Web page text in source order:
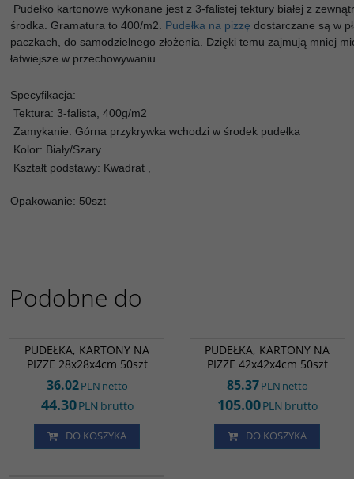
Pudełko kartonowe wykonane jest z 3-falistej tektury białej z
środka. Gramatura to 400/m2. Pudełka na pizzę dostarczane są w
paczkach, do samodzielnego złożenia. Dzięki temu zajmują mniej
łatwiejsze w przechowywaniu.
Specyfikacja:
Tektura: 3-falista, 400g/m2
Zamykanie: Górna przykrywka wchodzi w środek pudełka
Kolor: Biały/Szary
Kształt podstawy: Kwadrat ,
Opakowanie: 50szt
Podobne do
PUDEŁKA, KARTONY NA
PIZZE 28x28x4cm 50szt
36.02PLN netto
44.30PLN brutto
DO KOSZYKA
PUDEŁKA, KARTONY NA
PIZZE 42x42x4cm 50szt
85.37PLN netto
105.00PLN brutto
DO KOSZYKA